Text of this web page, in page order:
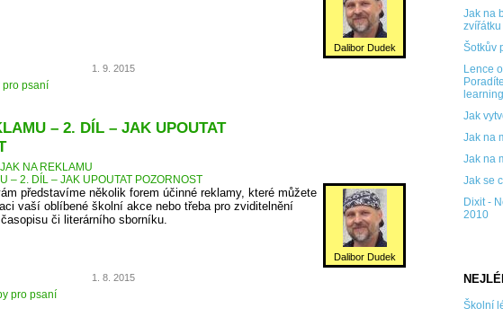
Jak na
zvířátku
Šotkův
Lence
Jak
Jak na
Jak na
Jak se
Dixit -
2010
Školní
Dalibor Dudek
1. 9. 2015
pro psaní
– 2. DÍL – JAK UPOUTAT
JAK NA REKLAMU
– 2. DÍL – JAK UPOUTAT POZORNOST
Dalibor Dudek
představíme několik forem účinné reklamy, které můžete
vaší oblíbené školní akce nebo třeba pro zviditelnění
či literárního sborníku.
1. 8. 2015
pro psaní